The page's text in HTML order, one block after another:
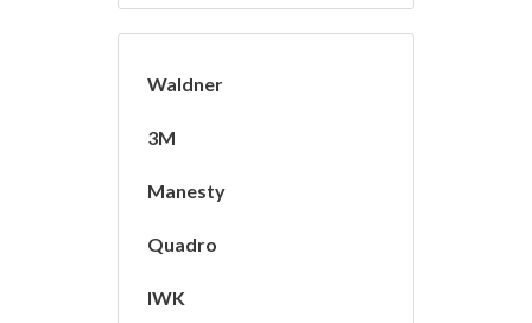
Waldner
3M
Manesty
Quadro
IWK